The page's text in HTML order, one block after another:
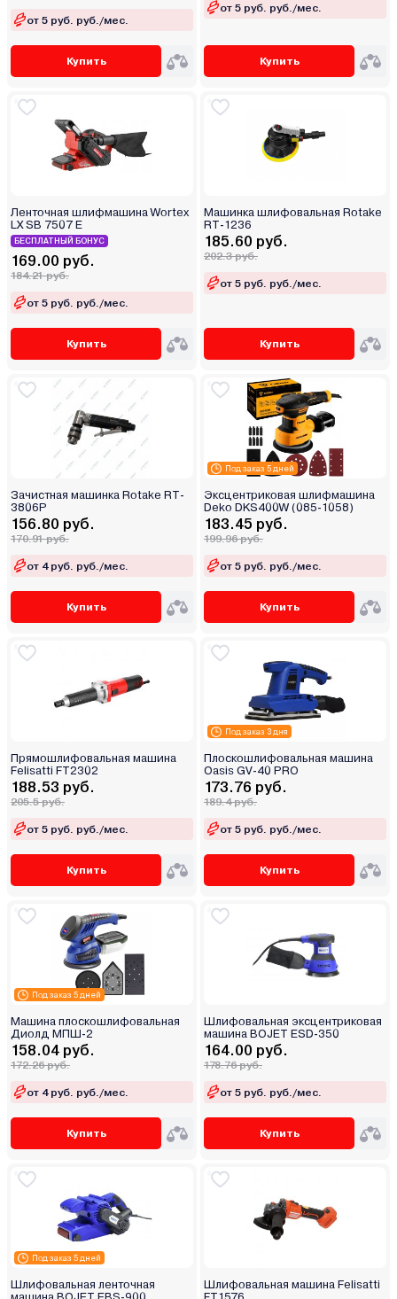
от 5 руб. руб./мес.
Купить
от 5 руб. руб./мес.
Купить
Ленточная шлифмашина Wortex
LX SB 7507 E
БЕСПЛАТНЫЙ БОНУС
169.00 руб.
184.21 руб.
от 5 руб. руб./мес.
Купить
Машинка шлифовальная Rotake
RT-1236
185.60 руб.
202.3 руб.
от 5 руб. руб./мес.
Купить
Зачистная машинка Rotake RT-
3806P
156.80 руб.
170.91 руб.
от 4 руб. руб./мес.
Купить
Под заказ 5 дней
Эксцентриковая шлифмашина
Deko DKS400W (085-1058)
183.45 руб.
199.96 руб.
от 5 руб. руб./мес.
Купить
Прямошлифовальная машина
Felisatti FT2302
188.53 руб.
205.5 руб.
от 5 руб. руб./мес.
Купить
Под заказ 3 дня
Плоскошлифовальная машина
Oasis GV-40 PRO
173.76 руб.
189.4 руб.
от 5 руб. руб./мес.
Купить
Под заказ 5 дней
Машина плоскошлифовальная
Диолд МПШ-2
158.04 руб.
172.26 руб.
от 4 руб. руб./мес.
Купить
Шлифовальная эксцентриковая
машина BOJET ESD-350
164.00 руб.
178.76 руб.
от 5 руб. руб./мес.
Купить
Под заказ 5 дней
Шлифовальная ленточная
Шлифовальная машина Felisatti